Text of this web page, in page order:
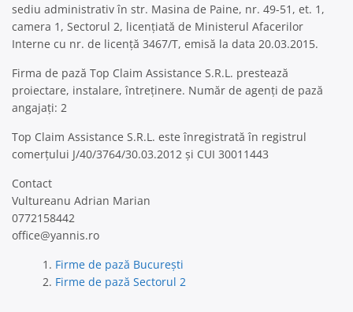
sediu administrativ în str. Masina de Paine, nr. 49-51, et. 1,
camera 1, Sectorul 2, licențiată de Ministerul Afacerilor
Interne cu nr. de licență 3467/T, emisă la data 20.03.2015.
Firma de pază Top Claim Assistance S.R.L. prestează
proiectare, instalare, întreținere. Număr de agenți de pază
angajați: 2
Top Claim Assistance S.R.L. este înregistrată în registrul
comerțului J/40/3764/30.03.2012 și CUI 30011443
Contact
Vultureanu Adrian Marian
0772158442
office@yannis.ro
Firme de pază București
Firme de pază Sectorul 2